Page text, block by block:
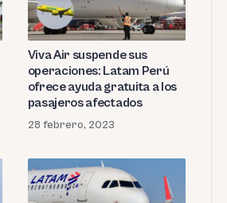
Viva Air suspende sus
operaciones: Latam Perú
ofrece ayuda gratuita a los
pasajeros afectados
28 febrero, 2023